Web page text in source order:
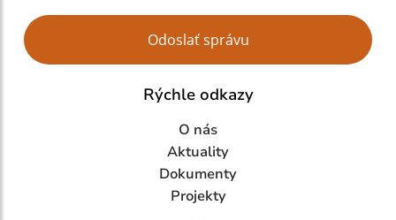
Google reCaptcha Response
Odoslať správu
Rýchle odkazy
O nás
Aktuality
Dokumenty
Projekty